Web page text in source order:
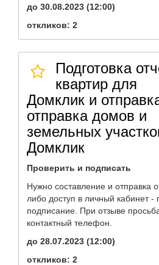
до 30.08.2023 (12:00)
откликов: 2
Подготовка
квартир для
Домклик и
отправка домов и
земельных
Домклик
Проверить и подписать
Нужно составление и отправка
либо доступ в личный кабинет -
подписание. При отзыве
контактный телефон.
до 28.07.2023 (12:00)
откликов: 2